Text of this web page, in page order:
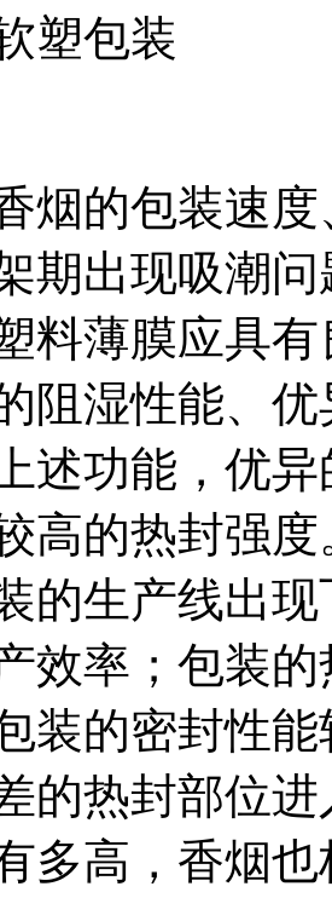
塑包装
烟的包装速
期出现吸潮
料薄膜应具
阻湿性能、
述功能，优
高的热封强
的生产线出
效率；包装
装的密封性
的热封部位
多高，香烟